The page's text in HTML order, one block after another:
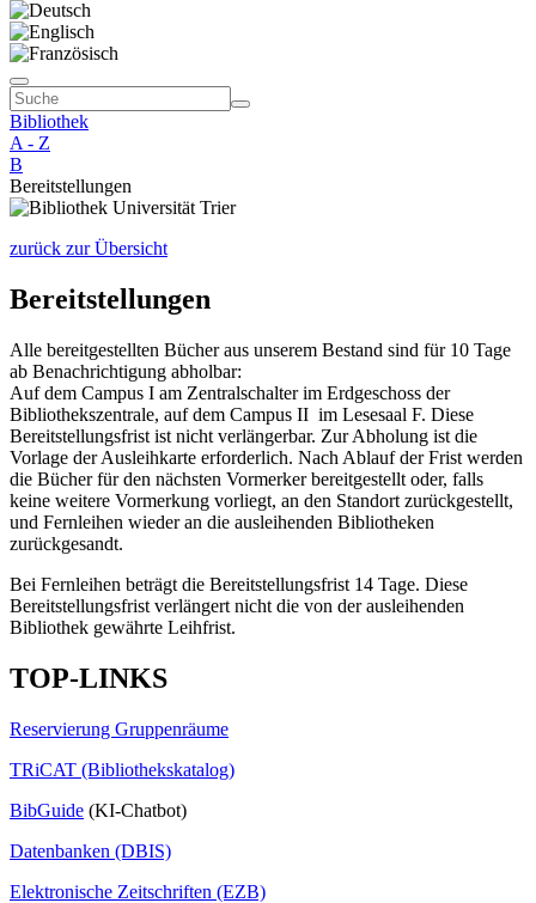
Bibliothek
A - Z
B
Bereitstellungen
zurück zur Übersicht
Bereitstellungen
Alle bereitgestellten Bücher aus unserem Bestand sind für 10 Tage
ab Benachrichtigung abholbar:
Auf dem Campus I am Zentralschalter im Erdgeschoss der
Bibliothekszentrale, auf dem Campus II im Lesesaal F. Diese
Bereitstellungsfrist ist nicht verlängerbar. Zur Abholung ist die
Vorlage der Ausleihkarte erforderlich. Nach Ablauf der Frist werden
die Bücher für den nächsten Vormerker bereitgestellt oder, falls
keine weitere Vormerkung vorliegt, an den Standort zurückgestellt,
und Fernleihen wieder an die ausleihenden Bibliotheken
zurückgesandt.
Bei Fernleihen beträgt die Bereitstellungsfrist 14 Tage. Diese
Bereitstellungsfrist verlängert nicht die von der ausleihenden
Bibliothek gewährte Leihfrist.
TOP-LINKS
Reservierung Gruppenräume
TRiCAT (Bibliothekskatalog)
BibGuide (KI-Chatbot)
Datenbanken (DBIS)
Elektronische Zeitschriften (EZB)